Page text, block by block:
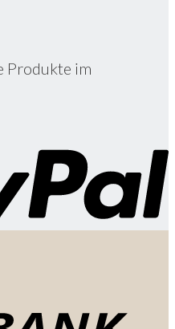
Produkte im